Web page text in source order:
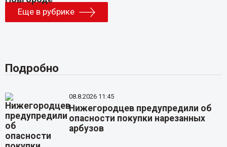
Еще в рубрике
Подробно
08.8.2026 11:45
Нижегородцев предупредили об
опасности покупки нарезанных
арбузов